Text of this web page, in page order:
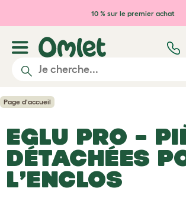
Passer au contenu principal
10 % sur le premier achat
Page d'accueil
EGLU PRO –
DÉTACHÉES
L’ENCLOS